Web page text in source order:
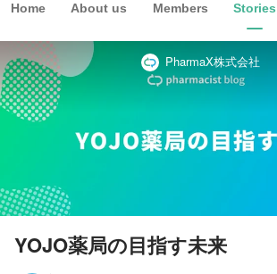
Home About us Members Stories
PharmaX株式会社
YOJO薬局の目指す未来